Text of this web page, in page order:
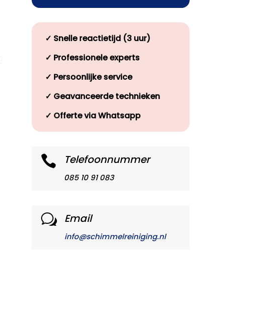
✓ Snelle reactietijd (3 uur)
✓ Professionele experts
✓ Persoonlijke service
✓ Geavanceerde technieken
✓ Offerte via Whatsapp
 Telefoonnummer
085 10 91 083
w Email
info@schimmelreiniging.nl